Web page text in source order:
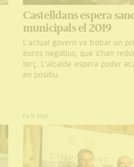
Castelldans espera
municipals el 2019
L'actual govern va trobar un
euros negatius, que s'han
terç. L'alcalde espera poder
en positiu.
Fa 9 anys